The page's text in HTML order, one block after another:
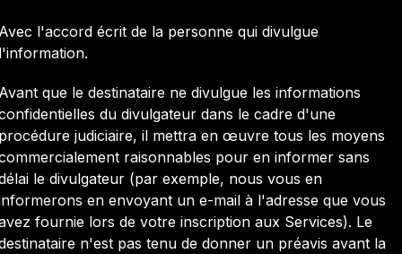
l'accord écrit de la personne qui divulgue
que le destinataire ne divulgue les informations
du divulgateur dans le cadre d'une
judiciaire, il mettra en œuvre tous les moyens
raisonnables pour en informer sans
le divulgateur (par exemple, nous vous en
en envoyant un e-mail à l'adresse que vous
fournie lors de votre inscription aux Services). Le
n'est pas tenu de donner un préavis avant la